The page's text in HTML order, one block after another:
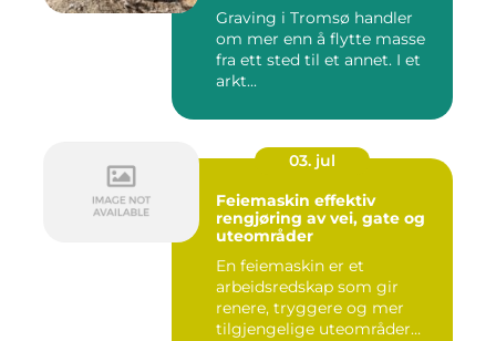
Graving i Tromsø handler
om mer enn å flytte masse
fra ett sted til et annet. I et
arkt...
03. jul
Feiemaskin effektiv
rengjøring av vei, gate og
uteområder
En feiemaskin er et
arbeidsredskap som gir
renere, tryggere og mer
tilgjengelige uteområder